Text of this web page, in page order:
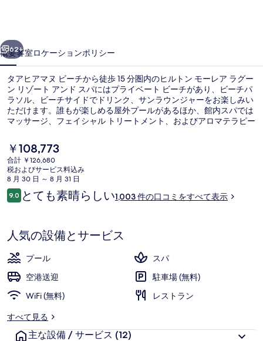
ア
ラ
グ
ー
ン
リ
ゾ
ー
ト
ン
ド
ス
パ
の
次へ
62+
概要客室ロケーションポリシー
タアヒアマヌ ビーチから徒歩 15 分圏内のヒルトン モーレア ラグー
ン リゾート アンド スパにはプライベート ビーチがあり、ビーチパ
ラソル、ビーチサイドでドリンク、サンラウンジャーをお楽しみい
ただけます。誰もが楽しめる屋外プールがあるほか、館内スパでは
マッサージ、フェイシャル トリートメント、およびアロマテラピー
& Barでは、郷土料理をランチおよびディナーにお召し上がりいた
だけます。人気設備として 2 か所のバー / ラウンジ、プールサイド
バー、および24 時間営業のフィットネスセンターがあります。旅
行者は親切なスタッフを高く評価しています。
現
在
の
料
金
は
す
￥108,773
合計 ￥126,680
税およびサービス料込み
8 月 30 日 ～ 8 月 31 日
口
コ
9.010段階中9.0
とても素晴らしい1,003 件の口コミをすべて表示
人気の設備とサービス
プール
スパ
空港送迎
駐車場 (無料)
WiFi (無料)
レストラン
すべて見る
主な設備 / サービス (12)